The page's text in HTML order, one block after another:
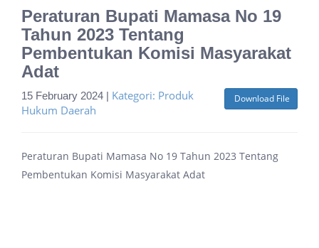
Peraturan Bupati Mamasa No 19
Tahun 2023 Tentang
Pembentukan Komisi Masyarakat
Adat
Download File
15 February 2024 | Kategori: Produk
Hukum Daerah
Peraturan Bupati Mamasa No 19 Tahun 2023 Tentang
Pembentukan Komisi Masyarakat Adat